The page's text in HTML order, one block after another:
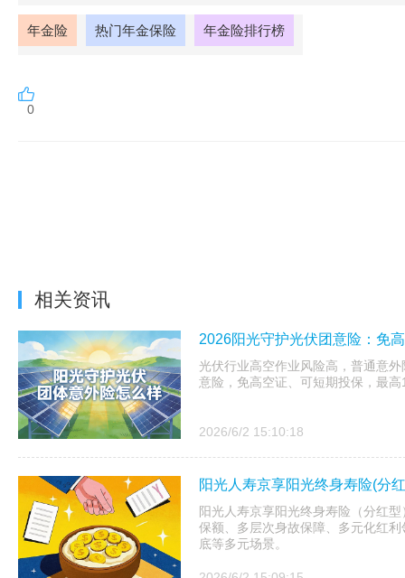
年金险 热门年金保险 年金险排行榜
0
相关资讯
2026阳光守护光伏团意险：免
光伏行业高空作业风险高，普通意
意险，免高空证、可短期投保，最
2026/6/2 15:10:18
阳光人寿京享阳光终身寿险(分
阳光人寿京享阳光终身寿险（分红
保额、多层次身故保障、多元化红
底等多元场景。